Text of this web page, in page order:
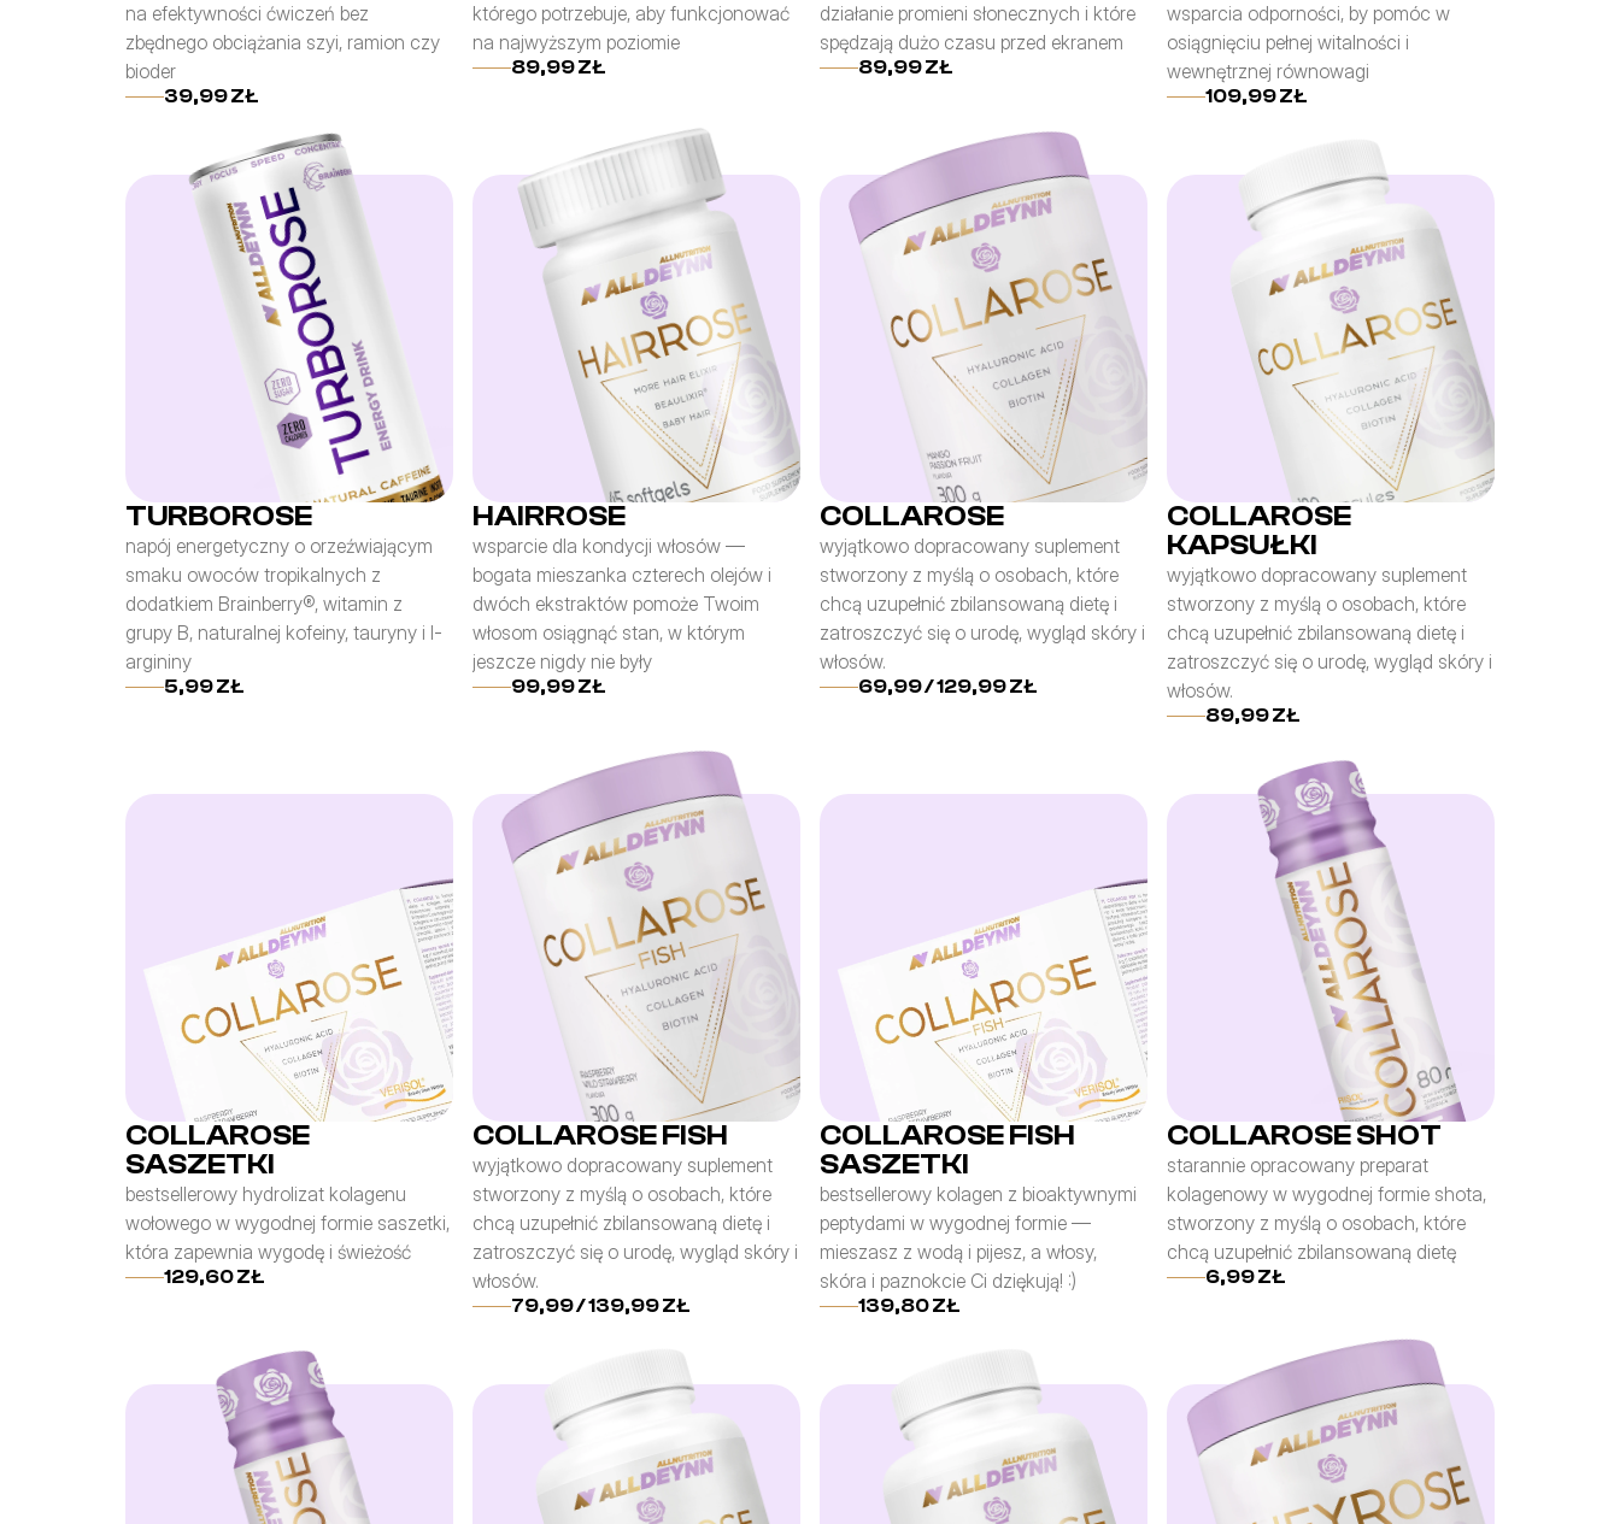
na efektywności ćwiczeń bez
zbędnego obciążania szyi, ramion czy
bioder
39,99 ZŁ
którego potrzebuje, aby funkcjonować
na najwyższym poziomie
89,99 ZŁ
działanie promieni słonecznych i które
spędzają dużo czasu przed ekranem
89,99 ZŁ
wsparcia odporności, by pomóc w
osiągnięciu pełnej witalności i
wewnętrznej równowagi
109,99 ZŁ
TURBOROSE
napój energetyczny o orzeźwiającym
smaku owoców tropikalnych z
dodatkiem Brainberry®, witamin z
grupy B, naturalnej kofeiny, tauryny i l-
argininy
5,99 ZŁ
HAIRROSE
wsparcie dla kondycji włosów —
bogata mieszanka czterech olejów i
dwóch ekstraktów pomoże Twoim
włosom osiągnąć stan, w którym
jeszcze nigdy nie były
99,99 ZŁ
COLLAROSE
wyjątkowo dopracowany suplement
stworzony z myślą o osobach, które
chcą uzupełnić zbilansowaną dietę i
zatroszczyć się o urodę, wygląd skóry i
włosów.
69,99 / 129,99 ZŁ
COLLAROSE
KAPSUŁKI
wyjątkowo dopracowany suplement
stworzony z myślą o osobach, które
chcą uzupełnić zbilansowaną dietę i
zatroszczyć się o urodę, wygląd skóry i
włosów.
89,99 ZŁ
COLLAROSE
SASZETKI
bestsellerowy hydrolizat kolagenu
wołowego w wygodnej formie saszetki,
która zapewnia wygodę i świeżość
129,60 ZŁ
COLLAROSE FISH
wyjątkowo dopracowany suplement
stworzony z myślą o osobach, które
chcą uzupełnić zbilansowaną dietę i
zatroszczyć się o urodę, wygląd skóry i
włosów.
79,99 / 139,99 ZŁ
COLLAROSE FISH
SASZETKI
bestsellerowy kolagen z bioaktywnymi
peptydami w wygodnej formie —
mieszasz z wodą i pijesz, a włosy,
skóra i paznokcie Ci dziękują! :)
139,80 ZŁ
COLLAROSE SHOT
starannie opracowany preparat
kolagenowy w wygodnej formie shota,
stworzony z myślą o osobach, które
chcą uzupełnić zbilansowaną dietę
6,99 ZŁ